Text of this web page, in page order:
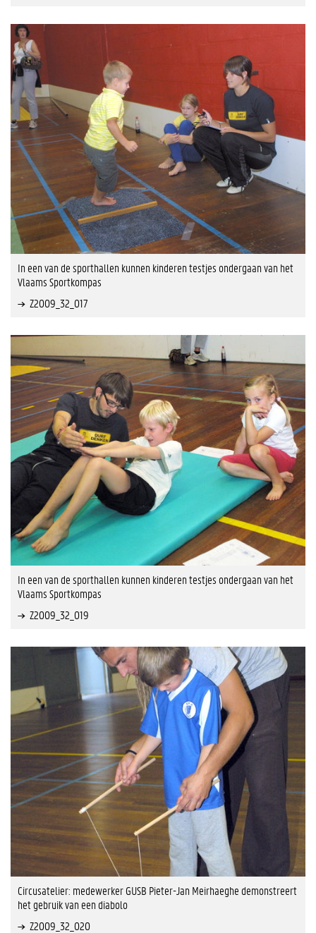
In een van de sporthallen kunnen kinderen testjes ondergaan van het
Vlaams Sportkompas
Z2009_32_017
In een van de sporthallen kunnen kinderen testjes ondergaan van het
Vlaams Sportkompas
Z2009_32_019
Circusatelier: medewerker GUSB Pieter-Jan Meirhaeghe demonstreert
het gebruik van een diabolo
Z2009_32_020